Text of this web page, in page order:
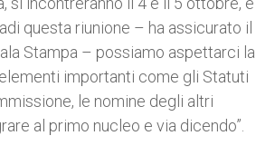
questa riunione – ha assicurato il
Stampa – possiamo aspettarci la
importanti come gli Statuti
le nomine degli altri
al primo nucleo e via dicendo”.